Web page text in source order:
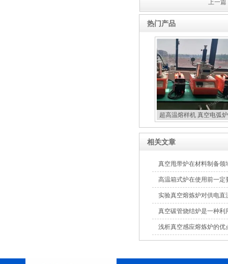
上一
热门产品
超高温熔样机 真空电弧
相关文章
真空甩带炉在材料制备领
高温箱式炉在使用前一定
实验真空熔炼炉对供电直
真空碳管烧结炉是一种
浅析真空感应熔炼炉的优